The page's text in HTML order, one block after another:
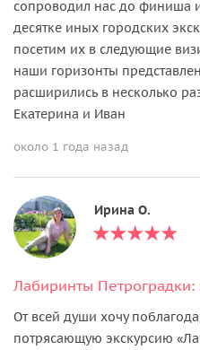
сопроводил нас до финиша
десятке иных городских
посетим их в следующие
наши горизонты
расширились в несколько
Екатерина и Иван
около 1 года назад
Ирина О.
От всей души хочу
потрясающую экскурсию